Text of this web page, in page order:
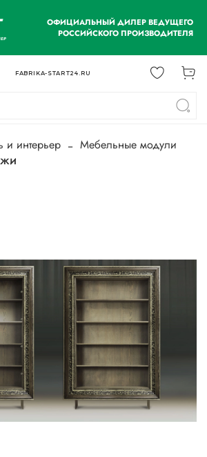
ОФИЦИАЛЬНЫЙ ДИЛЕР ВЕДУЩЕГО
РОССИЙСКОГО ПРОИЗВОДИТЕЛЯ
FABRIKA-START24.RU
и интерьер Мебельные модули